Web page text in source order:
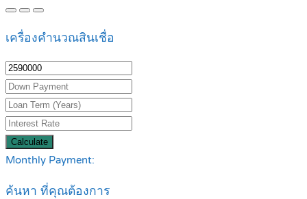
เครื่องคำนวณสินเชื่อ
Calculate
Monthly Payment:
ค้นหา ที่คุณต้องการ